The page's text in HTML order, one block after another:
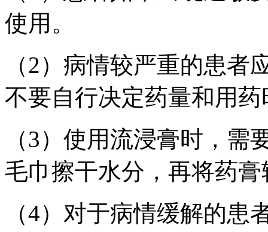
使用。
（2）病情较严重的患
不要自行决定药量和用药
（3）使用流浸膏时，
毛巾擦干水分，再将药
（4）对于病情缓解的